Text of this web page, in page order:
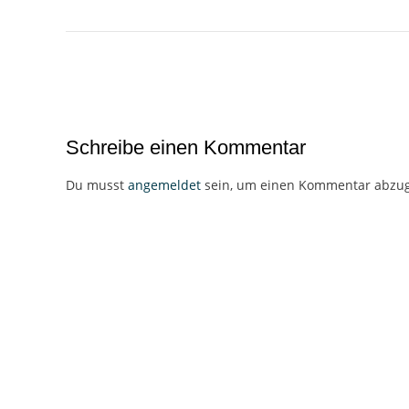
Schreibe einen Kommentar
Du musst angemeldet sein, um einen Kommentar